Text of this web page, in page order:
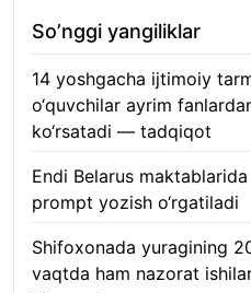
So’nggi yangiliklar
14 yoshgacha ijtimoiy
o‘quvchilar ayrim
ko‘rsatadi — tadqiqot
Endi Belarus maktablarida
prompt yozish o‘rgatiladi
Shifoxonada yuragining
vaqtda ham nazorat